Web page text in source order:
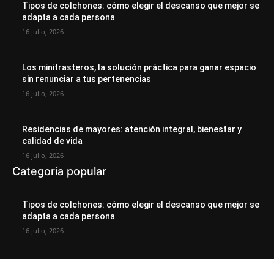
Tipos de colchones: cómo elegir el descanso que mejor se
adapta a cada persona
16 julio, 2026
Los minitrasteros, la solución práctica para ganar espacio
sin renunciar a tus pertenencias
16 julio, 2026
Residencias de mayores: atención integral, bienestar y
calidad de vida
16 julio, 2026
Categoría popular
Tipos de colchones: cómo elegir el descanso que mejor se
adapta a cada persona
16 julio, 2026